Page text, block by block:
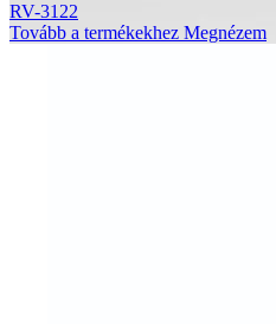
RV-3122
Tovább a termékekhez Megnézem